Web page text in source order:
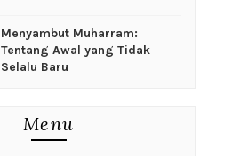
Menyambut Muharram:
Tentang Awal yang Tidak
Selalu Baru
Menu